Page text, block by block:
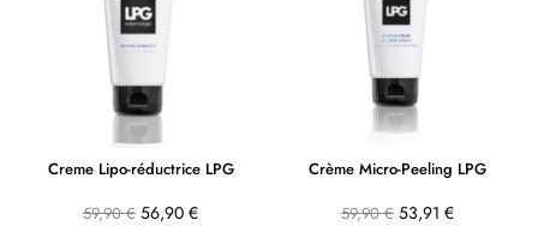
Creme Lipo-réductrice LPG
59,90€ 56,90 €
Crème Micro-Peeling LPG
59,90€ 53,91 €